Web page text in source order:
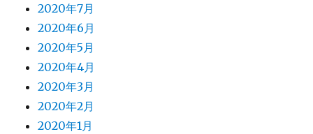
2020年7月
2020年6月
2020年5月
2020年4月
2020年3月
2020年2月
2020年1月